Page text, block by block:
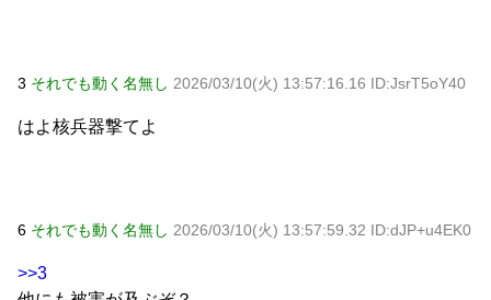
3 それでも動く名無し 2026/03/10(火) 13:57:16.16 ID:JsrT5oY40
はよ核兵器撃てよ
6 それでも動く名無し 2026/03/10(火) 13:57:59.32 ID:dJP+u4EK0
>>3